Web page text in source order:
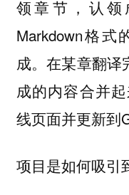
领章节，认
Markdown格
成。在某章翻
成的内容合并
线页面并更新到
项目是如何吸引